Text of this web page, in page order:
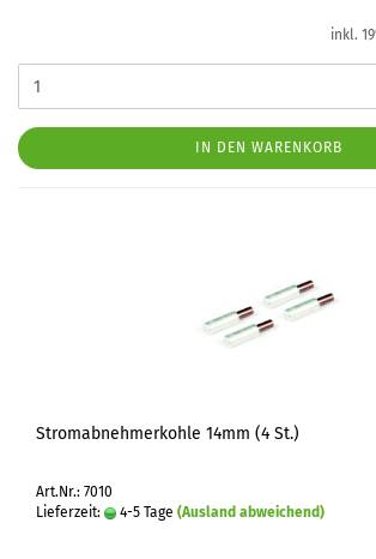
inkl.
IN DEN WARENKORB
Stromabnehmerkohle 14mm (4 St.)
Art.Nr.: 7010
Lieferzeit:
4-5 Tage (Ausland abweichend)